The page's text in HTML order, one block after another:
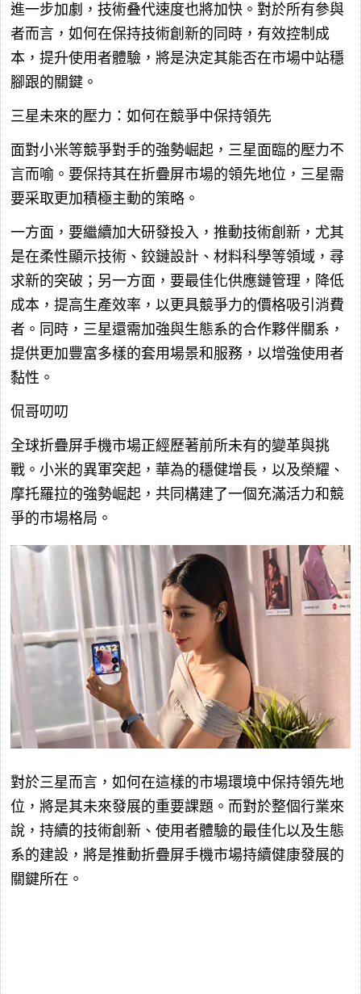
進一步加劇，技術叠代速度也將加快。對於所有參與
者而言，如何在保持技術創新的同時，有效控制成
本，提升使用者體驗，將是決定其能否在市場中站穩
腳跟的關鍵。
三星未來的壓力：如何在競爭中保持領先
面對小米等競爭對手的強勢崛起，三星面臨的壓力不
言而喻。要保持其在折疊屏市場的領先地位，三星需
要采取更加積極主動的策略。
一方面，要繼續加大研發投入，推動技術創新，尤其
是在柔性顯示技術、鉸鏈設計、材料科學等領域，尋
求新的突破；另一方面，要最佳化供應鏈管理，降低
成本，提高生產效率，以更具競爭力的價格吸引消費
者。同時，三星還需加強與生態系的合作夥伴關系，
提供更加豐富多樣的套用場景和服務，以增強使用者
黏性。
侃哥叨叨
全球折疊屏手機市場正經歷著前所未有的變革與挑
戰。小米的異軍突起，華為的穩健增長，以及榮耀、
摩托羅拉的強勢崛起，共同構建了一個充滿活力和競
爭的市場格局。
對於三星而言，如何在這樣的市場環境中保持領先地
位，將是其未來發展的重要課題。而對於整個行業來
說，持續的技術創新、使用者體驗的最佳化以及生態
系的建設，將是推動折疊屏手機市場持續健康發展的
關鍵所在。